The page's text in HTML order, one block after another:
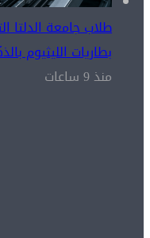
طلاب جامعة الدلتا
بطاريات الليثيوم
منذ 9 ساعات